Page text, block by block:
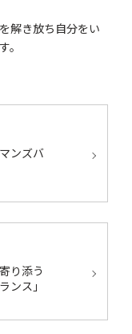
解き放ち自分をい
。
ンズバ
り添う
ンス」